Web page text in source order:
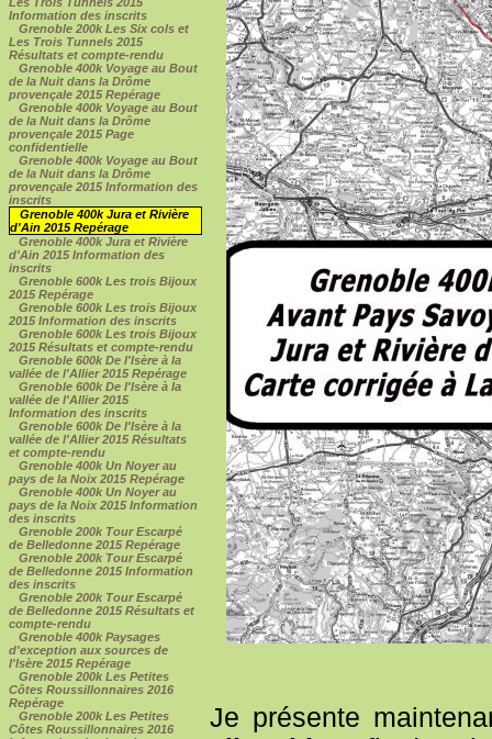
Information des inscrits
Grenoble 200k Les Six cols et
Les Trois Tunnels 2015
Résultats et compte-rendu
Grenoble 400k Voyage au Bout
de la Nuit dans la Drôme
provençale 2015 Repérage
Grenoble 400k Voyage au Bout
de la Nuit dans la Drôme
provençale 2015 Page
confidentielle
Grenoble 400k Voyage au Bout
de la Nuit dans la Drôme
provençale 2015 Information des
inscrits
Grenoble 400k Jura et Rivière
d'Ain 2015 Repérage
Grenoble 400k Jura et Rivière
d'Ain 2015 Information des
inscrits
Grenoble 600k Les trois Bijoux
2015 Repérage
Grenoble 600k Les trois Bijoux
2015 Information des inscrits
Grenoble 600k Les trois Bijoux
2015 Résultats et compte-rendu
Grenoble 600k De l'Isère à la
vallée de l'Allier 2015 Repérage
Grenoble 600k De l'Isère à la
vallée de l'Allier 2015
Information des inscrits
Grenoble 600k De l'Isère à la
vallée de l'Allier 2015 Résultats
et compte-rendu
Grenoble 400k Un Noyer au
pays de la Noix 2015 Repérage
Grenoble 400k Un Noyer au
pays de la Noix 2015 Information
des inscrits
Grenoble 200k Tour Escarpé
de Belledonne 2015 Repérage
Grenoble 200k Tour Escarpé
de Belledonne 2015 Information
des inscrits
Grenoble 200k Tour Escarpé
de Belledonne 2015 Résultats et
compte-rendu
Grenoble 400k Paysages
d'exception aux sources de
l'Isère 2015 Repérage
Grenoble 200k Les Petites
Côtes Roussillonnaires 2016
Repérage
Grenoble 200k Les Petites
Côtes Roussillonnaires 2016
Je présente